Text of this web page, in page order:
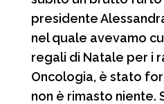
presidente
nel quale avevamo
regali di Natale per i
Oncologia, è stato
non è rimasto niente.